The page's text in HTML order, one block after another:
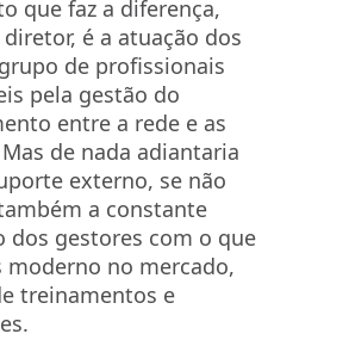
que faz a diferença,
é a atuação dos
de profissionais
pela gestão do
entre a rede e as
de nada adiantaria
externo, se não
a constante
dos gestores com o que
moderno no mercado,
treinamentos e